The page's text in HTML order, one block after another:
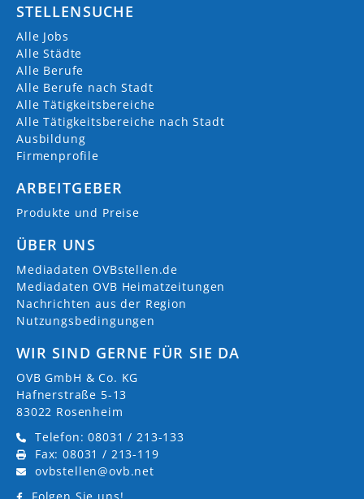
STELLENSUCHE
Alle Jobs
Alle Städte
Alle Berufe
Alle Berufe nach Stadt
Alle Tätigkeitsbereiche
Alle Tätigkeitsbereiche nach Stadt
Ausbildung
Firmenprofile
ARBEITGEBER
Produkte und Preise
ÜBER UNS
Mediadaten OVBstellen.de
Mediadaten OVB Heimatzeitungen
Nachrichten aus der Region
Nutzungsbedingungen
WIR SIND GERNE FÜR SIE DA
OVB GmbH & Co. KG
Hafnerstraße 5-13
83022 Rosenheim
Telefon: 08031 / 213-133
Fax: 08031 / 213-119
ovbstellen@ovb.net